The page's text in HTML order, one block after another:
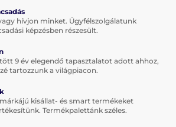
hívjon minket. Ügyfélszolgálatunk
képzésben részesült.
9 év elegendő tapasztalatot adott ahhoz,
tartozzunk a világpiacon.
kisállat- és smart termékeket
Termékpalettánk széles.